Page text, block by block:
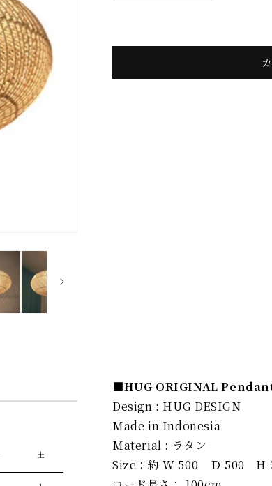
50
ラ
50
ラ
土
■HUG ORIGINAL
Design : HUG DESIGN
Made in Indonesia
Material : ラタン
Size：約 W 500 Ｄ 500 H